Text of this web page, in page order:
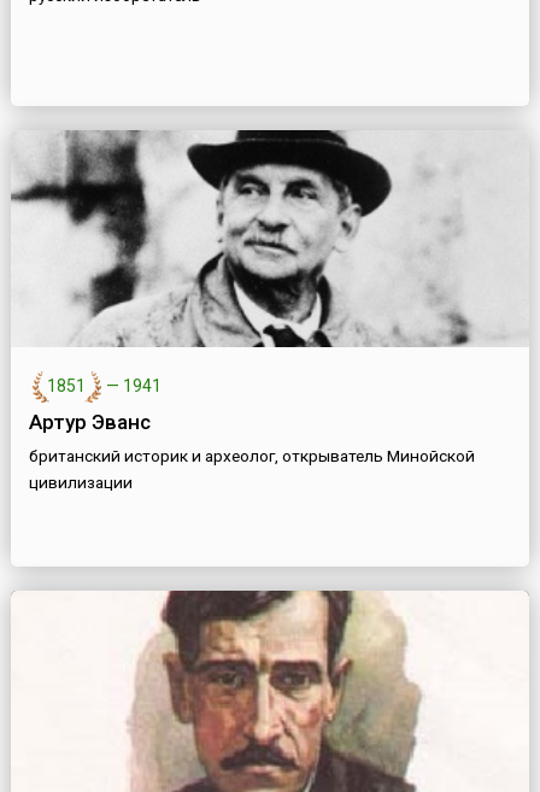
1851 — 1941
Артур Эванс
британский историк и археолог, открыватель Минойской
цивилизации